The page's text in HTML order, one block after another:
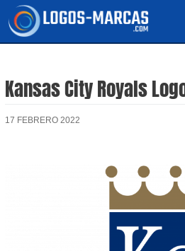
Kansas City Royals
17 FEBRERO 2022